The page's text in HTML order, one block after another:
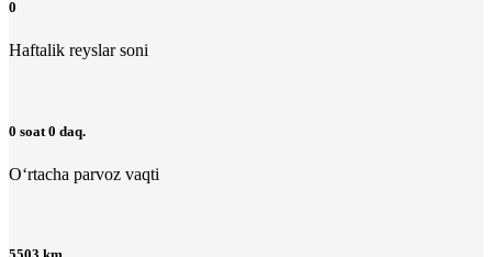
0
Haftalik reyslar soni
0 soat 0 daq.
O‘rtacha parvoz vaqti